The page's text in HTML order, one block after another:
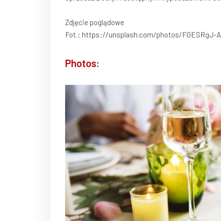
Zdjęcie poglądowe
Fot.: https://unsplash.com/photos/FGESRgJ-
Photos: